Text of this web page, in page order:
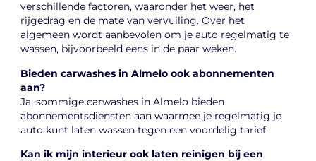
verschillende factoren, waaronder het weer, het
rijgedrag en de mate van vervuiling. Over het
algemeen wordt aanbevolen om je auto regelmatig te
wassen, bijvoorbeeld eens in de paar weken.
Bieden carwashes in Almelo ook abonnementen
aan?
Ja, sommige carwashes in Almelo bieden
abonnementsdiensten aan waarmee je regelmatig je
auto kunt laten wassen tegen een voordelig tarief.
Kan ik mijn interieur ook laten reinigen bij een